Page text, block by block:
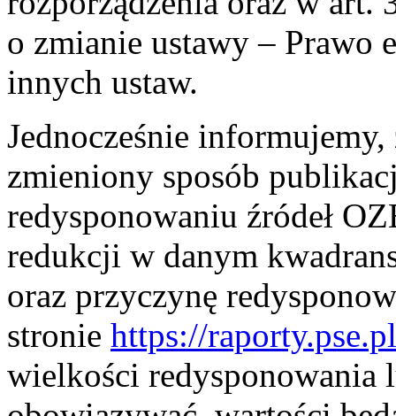
o zmianie ustawy – Prawo
innych ustaw.
Jednocześnie informujemy,
zmieniony sposób
redysponowaniu źródeł
redukcji w danym
oraz przyczynę
stronie https://
wielkości redysponowania